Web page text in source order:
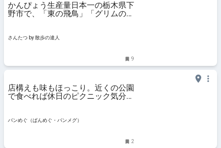
かんぴょう生産量日本一の栃木県下
野市で、「東の飛鳥」「グリムの
人
さんたつ by 散歩の達人
9
店構えも味もほっこり。近くの公園
で食べれば休日のピクニック気分
パンめぐ（ぱんめぐ・パンメグ）
2